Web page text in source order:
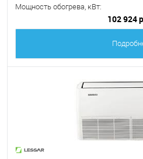
Мощность обогрева, кВт:
102 924